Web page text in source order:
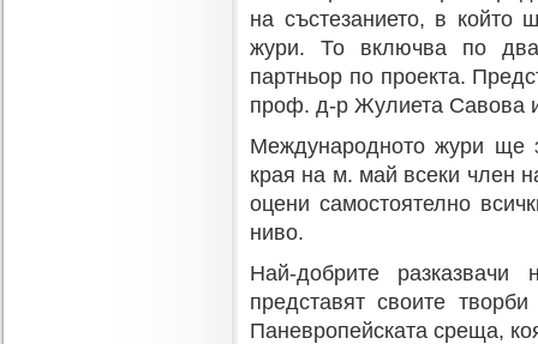
на състезанието, в който
жури. То включва по
партньор по проекта.
проф. д-р Жулиета Савова
Международното жури ще
края на м. май всеки член
оцени самостоятелно
ниво.
Най-добрите
представят своите
Паневропейската среща,